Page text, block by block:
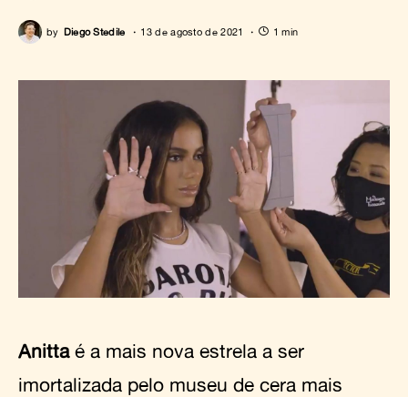
by Diego Stedile 13 de agosto de 2021 1 min
Anitta é a mais nova estrela a ser
imortalizada pelo museu de cera mais